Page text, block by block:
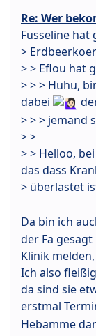
Re: Wer
Fusseline hat
>
> > Eflou hat
> > > Huhu,
dabei
> > > jemand
> >
> > Helloo,
das dass
> überlastet
Da bin ich
der Fa
Klinik
Ich also
da sind sie
erstmal
Hebamme